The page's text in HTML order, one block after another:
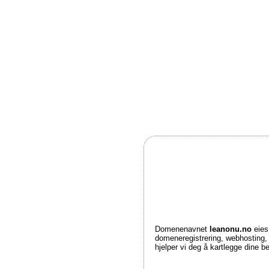
Domenenavnet leanonu.no
domeneregistrering,
hjelper vi deg å kartlegge dine